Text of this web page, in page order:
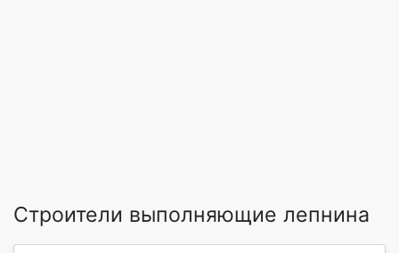
Строители выполняющие лепнина